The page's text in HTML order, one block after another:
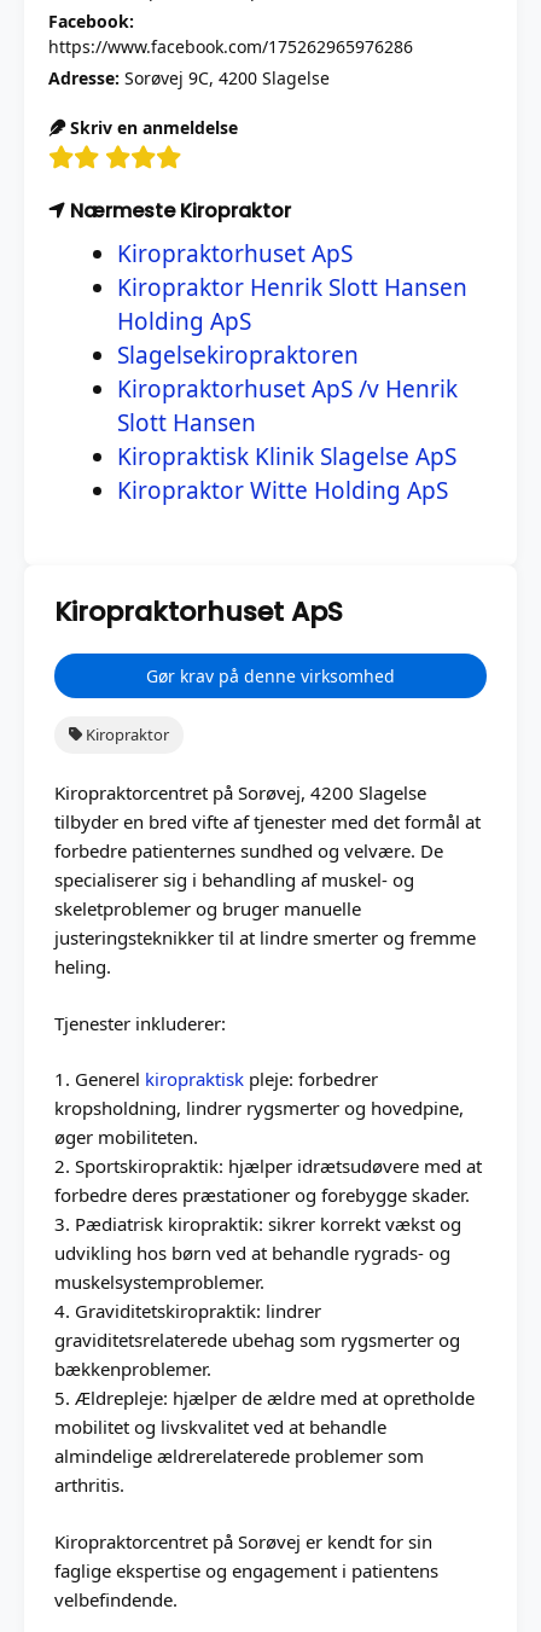
Facebook:
https://www.facebook.com/175262965976286
Adresse: Sorøvej 9C, 4200 Slagelse
Skriv en anmeldelse
Nærmeste Kiropraktor
Kiropraktorhuset ApS
Kiropraktor Henrik Slott Hansen
Holding ApS
Slagelsekiropraktoren
Kiropraktorhuset ApS /v Henrik
Slott Hansen
Kiropraktisk Klinik Slagelse ApS
Kiropraktor Witte Holding ApS
Kiropraktorhuset ApS
Gør krav på denne virksomhed
Kiropraktor
Kiropraktorcentret på Sorøvej, 4200 Slagelse
tilbyder en bred vifte af tjenester med det formål at
forbedre patienternes sundhed og velvære. De
specialiserer sig i behandling af muskel- og
skeletproblemer og bruger manuelle
justeringsteknikker til at lindre smerter og fremme
heling.
Tjenester inkluderer:
1. Generel kiropraktisk pleje: forbedrer
kropsholdning, lindrer rygsmerter og hovedpine,
øger mobiliteten.
2. Sportskiropraktik: hjælper idrætsudøvere med at
forbedre deres præstationer og forebygge skader.
3. Pædiatrisk kiropraktik: sikrer korrekt vækst og
udvikling hos børn ved at behandle rygrads- og
muskelsystemproblemer.
4. Graviditetskiropraktik: lindrer
graviditetsrelaterede ubehag som rygsmerter og
bækkenproblemer.
5. Ældrepleje: hjælper de ældre med at opretholde
mobilitet og livskvalitet ved at behandle
almindelige ældrerelaterede problemer som
arthritis.
Kiropraktorcentret på Sorøvej er kendt for sin
faglige ekspertise og engagement i patientens
velbefindende.